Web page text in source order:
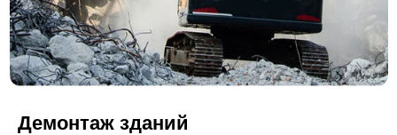
Вывоз земли
Наша компания предлагает
профессиональные услуги по вывозу
земли.
лишний грунт с вашего участка, а затем